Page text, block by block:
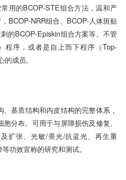
用的BCOP-STE组合方法，温和产
BCOP-NRR组合、BCOP-人体斑贴
的BCOP-Episkin组合方案等。不管
程序，或者是自上而下程序（Top-
成员。
基质结构和内皮结构的完整体系，
分布。可用于与屏障损伤及修复、
扩张、光敏/畏光/抗蓝光、再生重
功效宣称的研究和测试。